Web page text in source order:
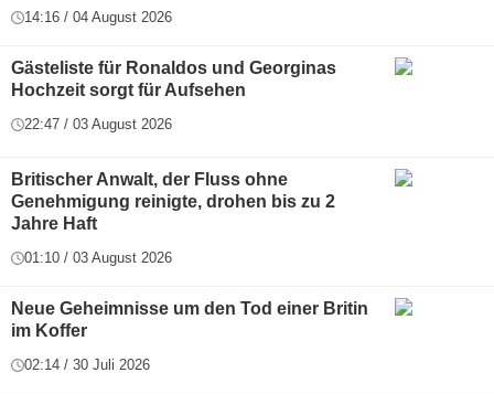
14:16 / 04 August 2026
Gästeliste für Ronaldos und Georginas
Hochzeit sorgt für Aufsehen
22:47 / 03 August 2026
Britischer Anwalt, der Fluss ohne
Genehmigung reinigte, drohen bis zu 2
Jahre Haft
01:10 / 03 August 2026
Neue Geheimnisse um den Tod einer Britin
im Koffer
02:14 / 30 Juli 2026